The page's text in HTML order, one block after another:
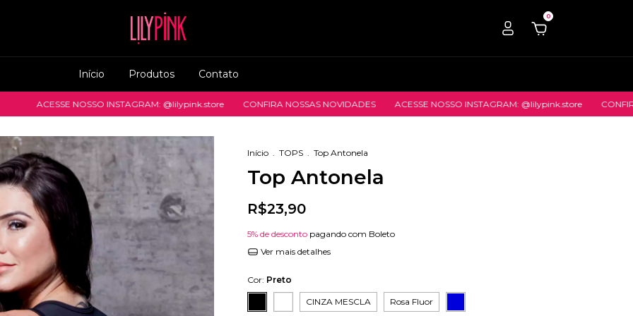
0
Início Produtos Contato
NOSSO INSTAGRAM: @lilypink.store CONFIRA NOSSAS NOVIDADES ACESSE NOSSO INSTAGRAM: @lilypink.store CONFIRA NOSSAS
Início . TOPS . Top Antonela
Top Antonela
R$23,90
5% de desconto pagando com Boleto
Ver mais detalhes
Cor: Preto
CINZA MESCLA Rosa Fluor